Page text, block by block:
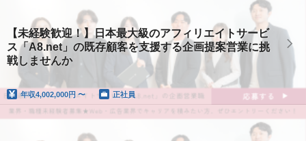
【未経験歓迎！】日本最大級のアフィリエイトサービ
ス「A8.net」の既存顧客を支援する企画提案営業に挑
戦しませんか
年収4,002,000円 〜 正社員